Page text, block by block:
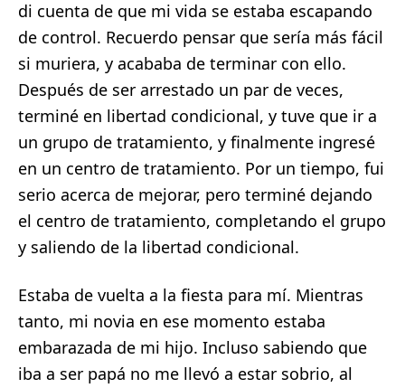
di cuenta de que mi vida se estaba escapando
de control. Recuerdo pensar que sería más fácil
si muriera, y acababa de terminar con ello.
Después de ser arrestado un par de veces,
terminé en libertad condicional, y tuve que ir a
un grupo de tratamiento, y finalmente ingresé
en un centro de tratamiento. Por un tiempo, fui
serio acerca de mejorar, pero terminé dejando
el centro de tratamiento, completando el grupo
y saliendo de la libertad condicional.
Estaba de vuelta a la fiesta para mí. Mientras
tanto, mi novia en ese momento estaba
embarazada de mi hijo. Incluso sabiendo que
iba a ser papá no me llevó a estar sobrio, al